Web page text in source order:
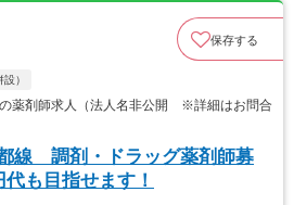
保存する
）
の薬剤師求人（法人名非公開 ※詳細はお問合
線 調剤・ドラッグ薬剤師募
も目指せます！